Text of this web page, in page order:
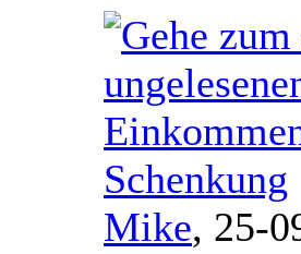
Schenkung
Mike, 25-